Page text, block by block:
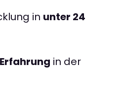
in unter 24
in der